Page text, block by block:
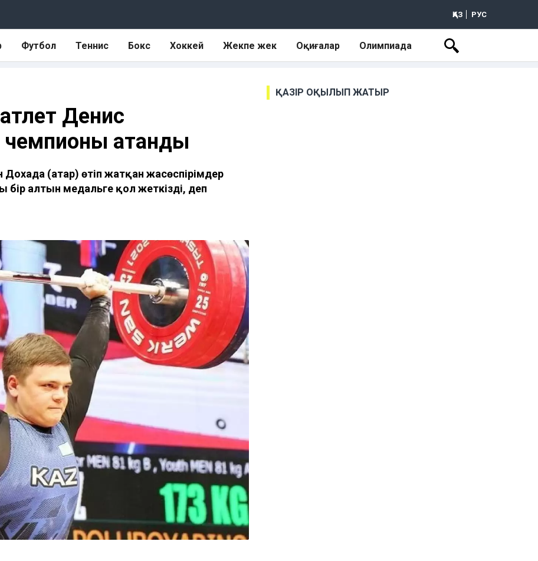
ҚАЗ РУС
Футбол Теннис Бокс Хоккей Жекпе жек Оқиғалар Олимпиада
Денис
чемпионы атанды
(Қатар) өтіп жатқан жасөспірімдер
алтын медальге қол жеткізді, деп
ҚАЗІР ОҚЫЛЫП ЖАТЫР